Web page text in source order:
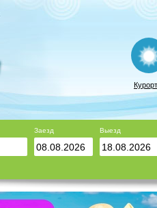
Заезд Выезд